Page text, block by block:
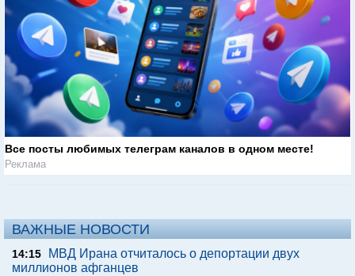
Все посты любимых телеграм каналов в одном месте!
Реклама
ВАЖНЫЕ НОВОСТИ
14:15
МВД Ирана отчиталось о депортации двух
миллионов афганцев